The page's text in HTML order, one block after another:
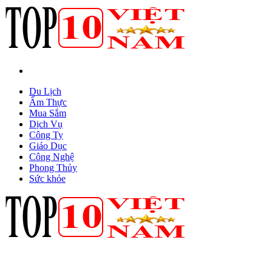
Du Lịch
Ẩm Thực
Mua Sắm
Dịch Vụ
Công Ty
Giáo Dục
Công Nghệ
Phong Thủy
Sức khỏe